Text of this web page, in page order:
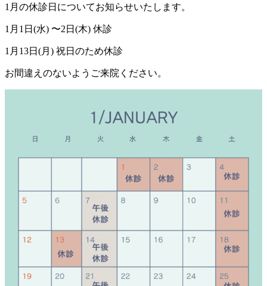
1月の休診日についてお知らせいたします。
1月1日(水) 〜2日(木) 休診
1月13日(月) 祝日のため休診
お間違えのないようご来院ください。